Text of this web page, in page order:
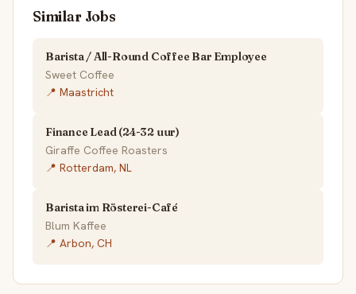
Similar Jobs
Barista / All-Round Coffee Bar Employee
Sweet Coffee
📍 Maastricht
Finance Lead (24-32 uur)
Giraffe Coffee Roasters
📍 Rotterdam, NL
Barista im Rösterei-Café
Blum Kaffee
📍 Arbon, CH